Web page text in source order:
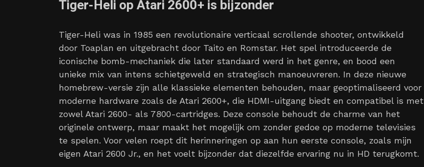
Tiger-Heli op Atari 2600+ is bijzonder
Tiger-Heli was in 1985 een revolutionaire verticaal scrollende shooter, ontwikkeld
door Toaplan en uitgebracht door Taito en Romstar. Het spel introduceerde de
iconische bomb-mechaniek die later standaard werd in het genre, en bood een
unieke mix van intens schietgeweld en strategisch manoeuvreren. In deze nieuwe
homebrew-versie zijn alle klassieke elementen behouden, maar geoptimaliseerd voor
moderne hardware zoals de Atari 2600+, die HDMI-uitgang biedt en compatibel is met
zowel Atari 2600- als 7800-cartridges. Deze console behoudt de charme van het
originele ontwerp, maar maakt het mogelijk om zonder gedoe op moderne televisies
te spelen. Voor velen roept dit herinneringen op aan hun eerste console, zoals mijn
eigen Atari 2600 Jr., en het voelt bijzonder dat diezelfde ervaring nu in HD terugkomt.